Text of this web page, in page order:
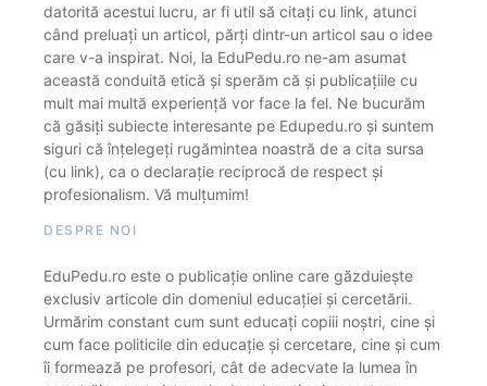
datorită acestui lucru, ar fi util să citați cu link, atunci
când preluați un articol, părți dintr-un articol sau o idee
care v-a inspirat. Noi, la EduPedu.ro ne-am asumat
această conduită etică și sperăm că și publicațiile cu
mult mai multă experiență vor face la fel. Ne bucurăm
că găsiți subiecte interesante pe Edupedu.ro și suntem
siguri că înțelegeți rugămintea noastră de a cita sursa
(cu link), ca o declarație reciprocă de respect și
profesionalism. Vă mulțumim!
DESPRE NOI
EduPedu.ro este o publicație online care găzduiește
exclusiv articole din domeniul educației și cercetării.
Urmărim constant cum sunt educați copiii noștri, cine și
cum face politicile din educație și cercetare, cine și cum
îi formează pe profesori, cât de adecvate la lumea în